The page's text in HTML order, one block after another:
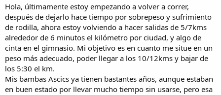
Hola, últimamente estoy empezando a volver a correr,
después de dejarlo hace tiempo por sobrepeso y sufrimiento
de rodilla, ahora estoy volviendo a hacer salidas de 5/7kms
alrededor de 6 minutos el kilómetro por ciudad, y algo de
cinta en el gimnasio. Mi objetivo es en cuanto me situe en un
peso más adecuado, poder llegar a los 10/12kms y bajar de
los 5:30 el km.
Mis bambas Ascics ya tienen bastantes años, aunque estaban
en buen estado por llevar mucho tiempo sin usarse, pero esa